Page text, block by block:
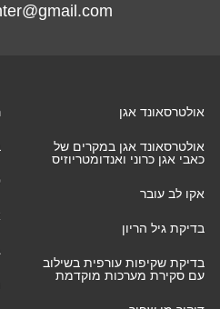
אולטרסאונד אגן
אולטרסאונד אגן במקרים של
כאבי אגן כרוני ואנדומטריוזיס
אקו לב עובר
בדיקת גיל הריון
בדיקת שקיפות עורפית בשילוב
עם סקירת מערכות מוקדמת